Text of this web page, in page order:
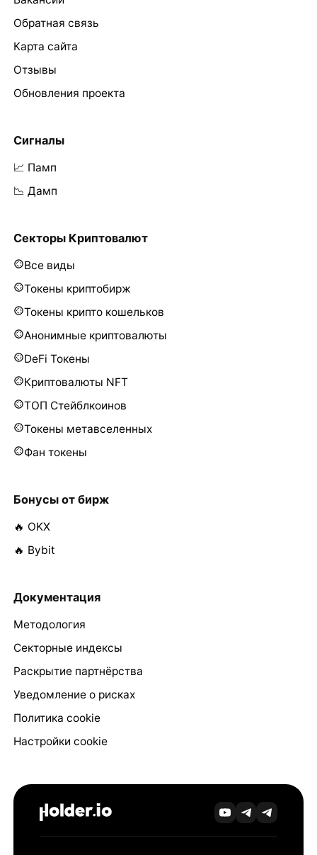
Обратная связь
Карта сайта
Отзывы
Обновления проекта
Сигналы
📈 Памп
📉 Дамп
Секторы Криптовалют
Все виды
Токены криптобирж
Токены крипто кошельков
Анонимные криптовалюты
DeFi Токены
Криптовалюты NFT
ТОП Стейблкоинов
Токены метавселенных
Фан токены
Бонусы от бирж
🔥 OKX
🔥 Bybit
Документация
Методология
Секторные индексы
Раскрытие партнёрства
Уведомление о рисках
Политика cookie
Настройки cookie